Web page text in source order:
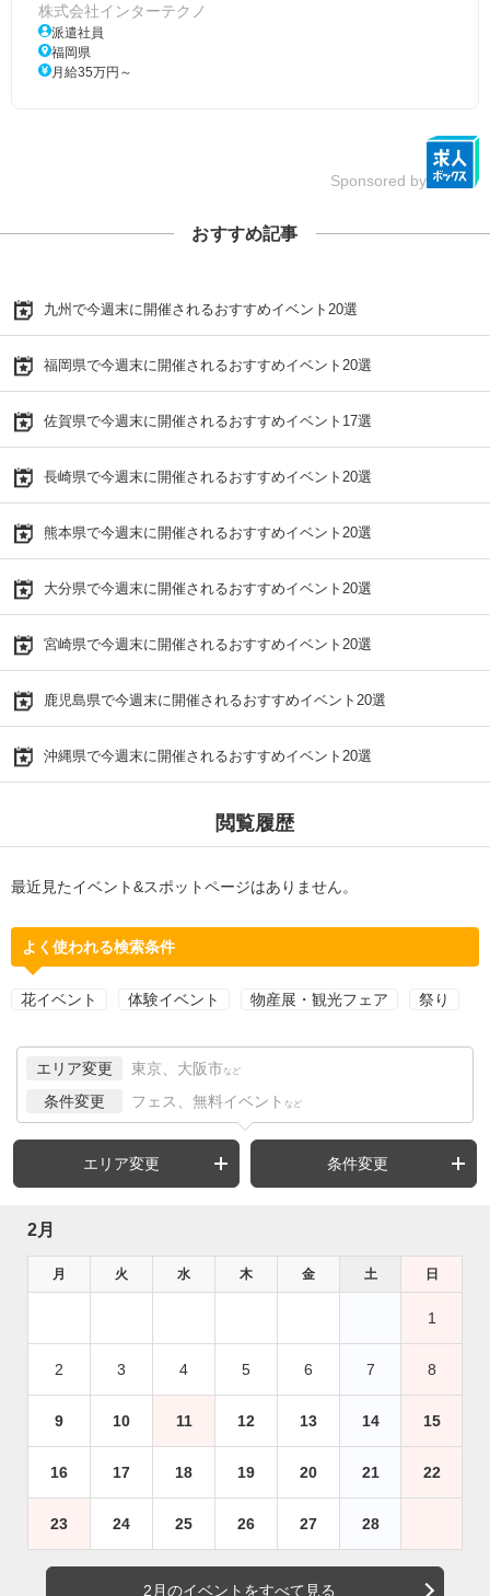
株式会社インターテクノ
派遣社員
福岡県
月給35万円～
Sponsored by
おすすめ記事
九州で今週末に開催されるおすすめイベント20選
福岡県で今週末に開催されるおすすめイベント20選
佐賀県で今週末に開催されるおすすめイベント17選
長崎県で今週末に開催されるおすすめイベント20選
熊本県で今週末に開催されるおすすめイベント20選
大分県で今週末に開催されるおすすめイベント20選
宮崎県で今週末に開催されるおすすめイベント20選
鹿児島県で今週末に開催されるおすすめイベント20選
沖縄県で今週末に開催されるおすすめイベント20選
閲覧履歴
最近見たイベント&スポットページはありません。
よく使われる検索条件
花イベント 体験イベント 物産展・観光フェア 祭り
エリア変更 東京、大阪市 など
条件変更 フェス、無料イベント など
エリア変更 条件変更
2月
月 火 水 木 金 土 日
1
2 3 4 5 6 7 8
9 10 11 12 13 14 15
16 17 18 19 20 21 22
23 24 25 26 27 28
2月のイベントをすべて見る